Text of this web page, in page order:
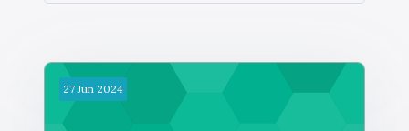
27 Jun 2024